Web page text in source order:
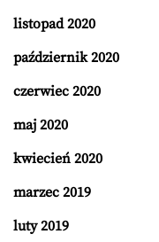
listopad 2020
październik 2020
czerwiec 2020
maj 2020
kwiecień 2020
marzec 2019
luty 2019